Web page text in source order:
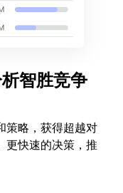
智胜竞争
策略，获得超越对
更快速的决策，推